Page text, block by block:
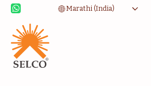
सल्लागार सेवा आणि